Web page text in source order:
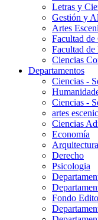
Letras y
Gestión y
Artes
Facultad
Facultad
Ciencias
Departamentos
Ciencias -
Ciencias -
artes
Ciencias
Economía
Arquitectura
Derecho
Psicologia
Fondo